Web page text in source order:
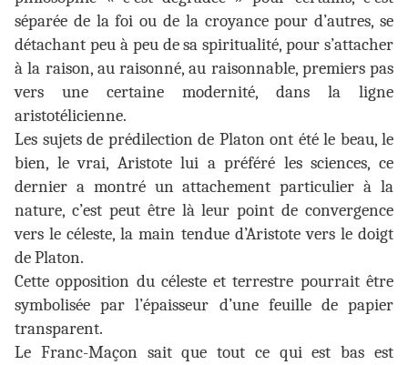
séparée de la foi ou de la croyance pour d’autres, se
détachant peu à peu de sa spiritualité, pour s’attacher
à la raison, au raisonné, au raisonnable, premiers pas
vers une certaine modernité, dans la ligne
aristotélicienne.
Les sujets de prédilection de Platon ont été le beau, le
bien, le vrai, Aristote lui a préféré les sciences, ce
dernier a montré un attachement particulier à la
nature, c’est peut être là leur point de convergence
vers le céleste, la main tendue d’Aristote vers le doigt
de Platon.
Cette opposition du céleste et terrestre pourrait être
symbolisée par l’épaisseur d’une feuille de papier
transparent.
Le Franc-Maçon sait que tout ce qui est bas est